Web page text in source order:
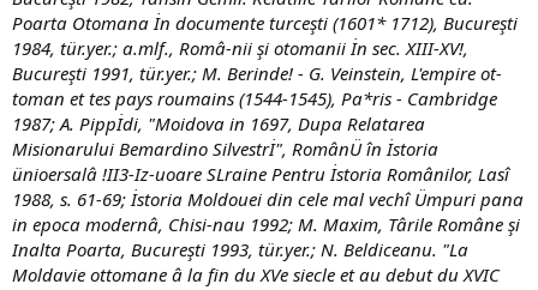
Poarta Otomana İn documente turceşti (1601* 1712), Bucureşti
1984, tür.yer.; a.mlf., Româ-nii şi otomanii İn sec. XIII-XV!,
Bucureşti 1991, tür.yer.; M. Berinde! - G. Veinstein, L'empire ot-
toman et tes pays roumains (1544-1545), Pa*ris - Cambridge
1987; A. Pippİdi, "Moidova in 1697, Dupa Relatarea
Misionarului Bemardino Silvestrİ", RomânÜ în İstoria
ünioersalâ !II3-Iz-uoare SLraine Pentru İstoria Românilor, Lasî
1988, s. 61-69; İstoria Moldouei din cele mal vechî Ümpuri pana
in epoca modernâ, Chisi-nau 1992; M. Maxim, Târile Române şi
Inalta Poarta, Bucureşti 1993, tür.yer.; N. Beldiceanu. "La
Moldavie ottomane â la fin du XVe siecle et au debut du XVIC